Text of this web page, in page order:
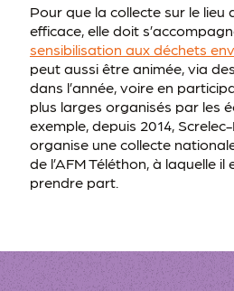
Pour que la collecte sur le lieu
efficace, elle doit
sensibilisation aux déchets
peut aussi être animée, via
dans l’année, voire en
plus larges organisés par les
exemple, depuis 2014,
organise une collecte
de l’AFM Téléthon, à laquelle
prendre part.